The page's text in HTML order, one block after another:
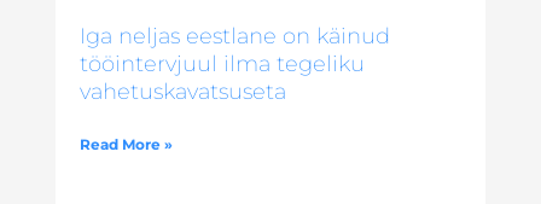
Iga neljas eestlane on käinud
tööintervjuul ilma tegeliku
vahetuskavatsuseta
Read More »